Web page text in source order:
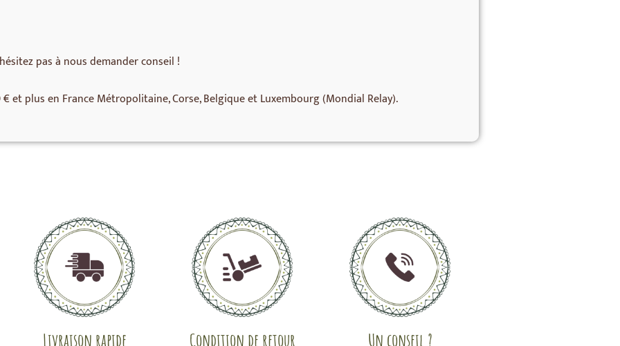
pas à nous demander conseil !
plus en France Métropolitaine, Corse, Belgique et Luxembourg (Mondial Relay).
Livraison rapide Condition de retour Un conseil ?